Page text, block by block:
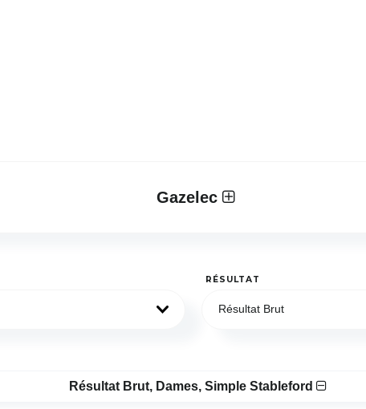
Gazelec
RÉSULTAT
Résultat Brut
Résultat Brut, Dames, Simple Stableford